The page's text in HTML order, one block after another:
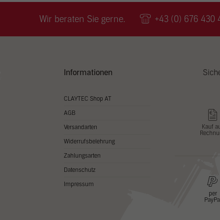
Wir beraten Sie gerne. +43 (0) 676 430
Informationen
CLAYTEC Shop AT
AGB
Versandarten
Widerrufsbelehrung
Zahlungsarten
Datenschutz
Impressum
Kauf
per
PayPal
zu